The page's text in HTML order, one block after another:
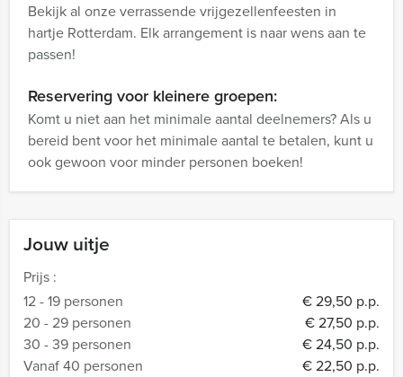
Jouw uitje
Prijs :
12 - 19 personen
€ 29,50 p.p.
20 - 29 personen
€ 27,50 p.p.
30 - 39 personen
€ 24,50 p.p.
Vanaf 40 personen
€ 22,50 p.p.
Bekijk al onze verrassende vrijgezellenfeesten in
hartje Rotterdam. Elk arrangement is naar wens aan te
passen!
Reservering voor kleinere groepen:
Komt u niet aan het minimale aantal deelnemers? Als u
bereid bent voor het minimale aantal te betalen, kunt u
ook gewoon voor minder personen boeken!